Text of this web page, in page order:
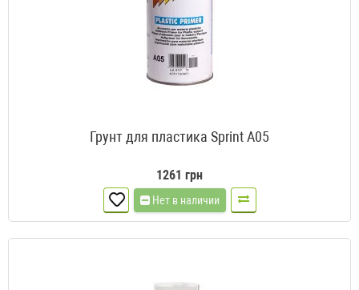
Грунт для пластика Sprint A05
1261 грн
Нет в наличии